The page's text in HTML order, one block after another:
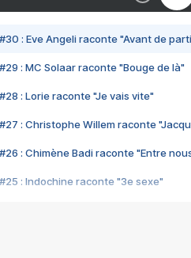
#30 : Eve Angeli raconte "Avant de
#29 : MC Solaar raconte "Bouge de là"
#28 : Lorie raconte "Je vais vite"
#27 : Christophe Willem raconte
#26 : Chimène Badi raconte "Entre
#25 : Indochine raconte "3e sexe"